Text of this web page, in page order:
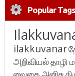
Popular Tags
ilakkuvanar
அறிவியல்தாழி